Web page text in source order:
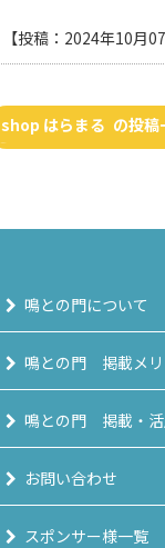
【投稿：2024年10月07
shop はらまる の投稿
鳴との門について
鳴との門 掲載メリ
鳴との門 掲載・活
お問い合わせ
スポンサー様一覧